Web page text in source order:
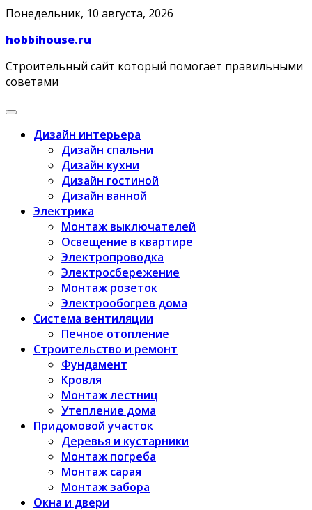
Skip
content
Понедельник, 10 августа, 2026
hobbihouse.ru
Строительный сайт который помогает правильными
советами
Дизайн интерьера
Дизайн спальни
Дизайн кухни
Дизайн гостиной
Дизайн ванной
Электрика
Монтаж выключателей
Освещение в квартире
Электропроводка
Электросбережение
Монтаж розеток
Электрообогрев дома
Система вентиляции
Печное отопление
Строительство и ремонт
Фундамент
Кровля
Монтаж лестниц
Утепление дома
Придомовой участок
Деревья и кустарники
Монтаж погреба
Монтаж сарая
Монтаж забора
Окна и двери